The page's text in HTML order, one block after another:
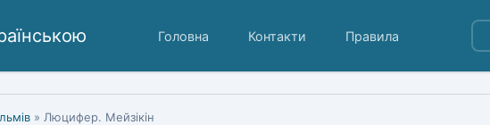
Головна Контакти Правила
» Люцифер. Мейзікін